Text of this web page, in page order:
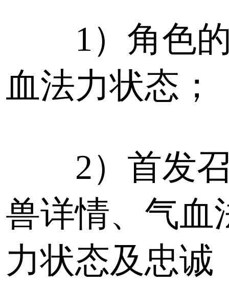
1）角色
血法力状态；
2）首发
兽详情、气血
力状态及忠诚